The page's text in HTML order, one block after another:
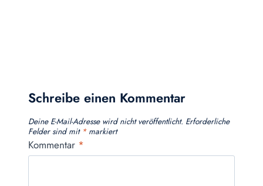
Schreibe einen Kommentar
Deine E-Mail-Adresse wird nicht veröffentlicht. Erforderliche
Felder sind mit *markiert
Kommentar *